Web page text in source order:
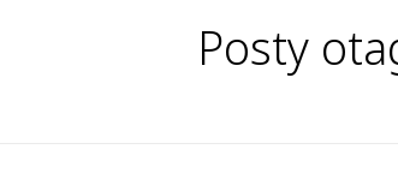
Posty